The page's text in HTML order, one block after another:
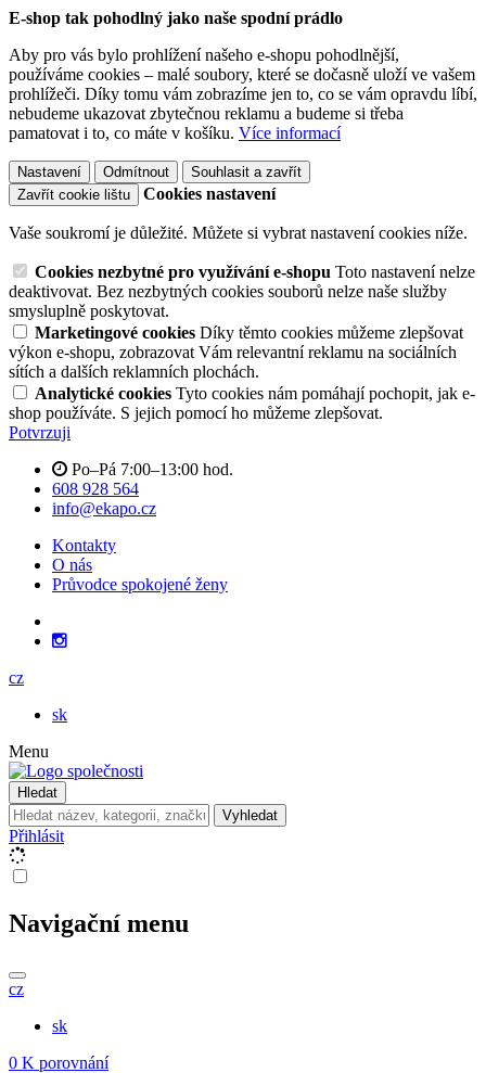
E-shop tak pohodlný jako naše spodní prádlo
Aby pro vás bylo prohlížení našeho e-shopu pohodlnější,
používáme cookies – malé soubory, které se dočasně uloží ve vašem
prohlížeči. Díky tomu vám zobrazíme jen to, co se vám opravdu líbí,
nebudeme ukazovat zbytečnou reklamu a budeme si třeba
pamatovat i to, co máte v košíku. Více informací
Nastavení Odmítnout
Souhlasit a zavřít
Zavřít cookie lištu
Cookies nastavení
Vaše soukromí je důležité. Můžete si vybrat nastavení cookies níže.
Cookies nezbytné pro využívání e-shopu Toto nastavení nelze
deaktivovat. Bez nezbytných cookies souborů nelze naše služby
smysluplně poskytovat.
Marketingové cookies Díky těmto cookies můžeme zlepšovat
výkon e-shopu, zobrazovat Vám relevantní reklamu na sociálních
sítích a dalších reklamních plochách.
Analytické cookies Tyto cookies nám pomáhají pochopit, jak e-
shop používáte. S jejich pomocí ho můžeme zlepšovat.
Potvrzuji
Po–Pá 7:00–13:00 hod.
608 928 564
info@ekapo.cz
Kontakty
O nás
Průvodce spokojené ženy
cz
sk
Menu
Hledat
Vyhledat
Přihlásit
Navigační menu
cz
sk
0 K porovnání